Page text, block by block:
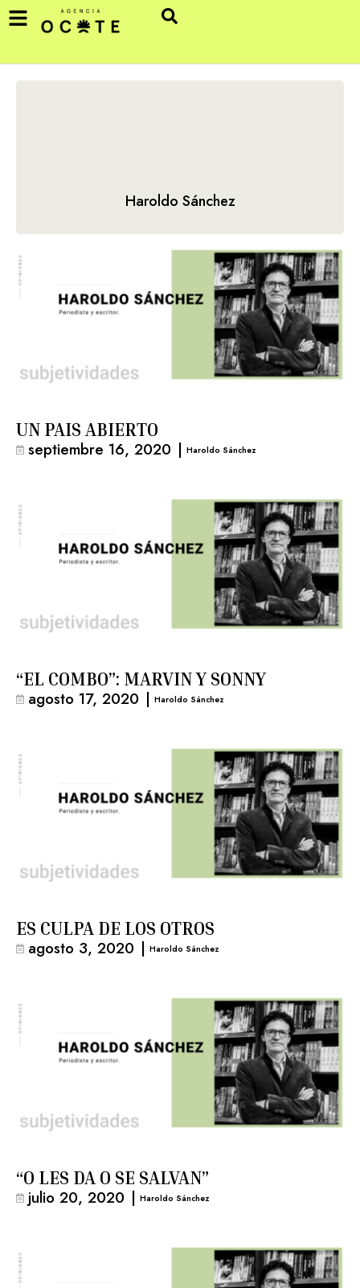
Haroldo Sánchez
UN PAIS ABIERTO
septiembre 16, 2020 | Haroldo Sánchez
“EL COMBO”: MARVIN Y SONNY
agosto 17, 2020 | Haroldo Sánchez
ES CULPA DE LOS OTROS
agosto 3, 2020 | Haroldo Sánchez
“O LES DA O SE SALVAN”
julio 20, 2020 | Haroldo Sánchez